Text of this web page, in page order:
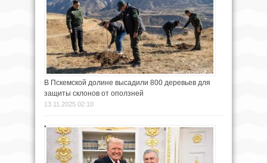
В Пскемской долине высадили 800 деревьев для
защиты склонов от оползней
13.11.2025 02:10